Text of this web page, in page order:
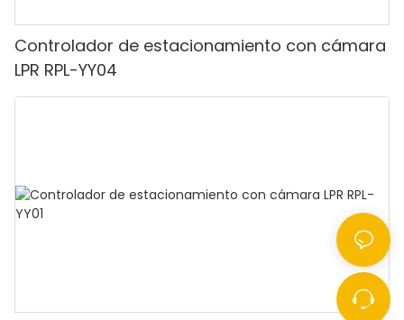
Controlador de estacionamiento con cámara
LPR RPL-YY04